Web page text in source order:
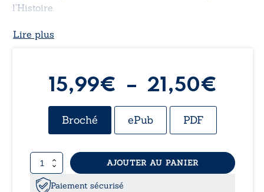
l’Histoire.
Lire plus
15,99€ – 21,50€
de
Broché ePub PDF
quantité
de
L’aigle
AJOUTER AU PANIER
Paiement sécurisé